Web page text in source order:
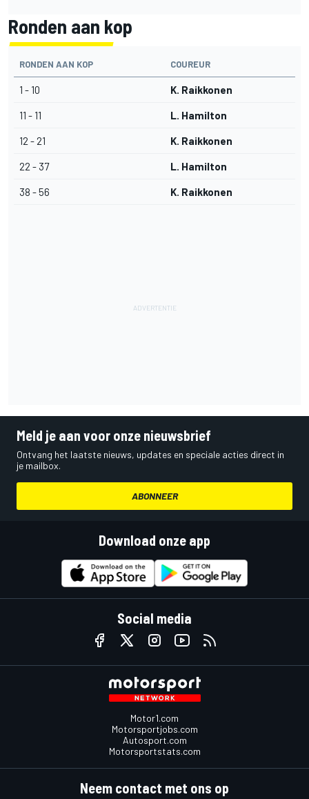
Ronden aan kop
RONDEN AAN KOP COUREUR
1 - 10 K. Raikkonen
11 - 11 L. Hamilton
12 - 21 K. Raikkonen
22 - 37 L. Hamilton
38 - 56 K. Raikkonen
Meld je aan voor onze nieuwsbrief
Ontvang het laatste nieuws, updates en speciale acties direct in
je mailbox.
ABONNEER
Download onze app
Social media
Motor1.com
Motorsportjobs.com
Autosport.com
Motorsportstats.com
Neem contact met ons op